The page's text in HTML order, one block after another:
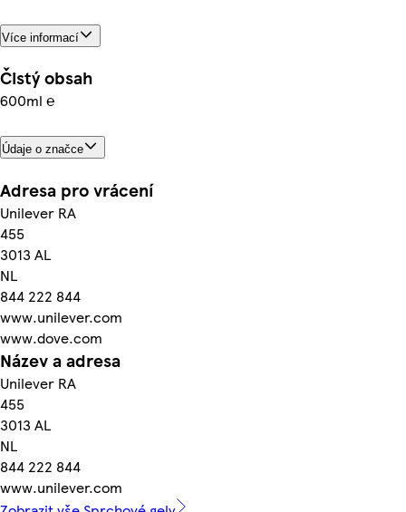
Více informací
Čistý obsah
600ml ℮
Údaje o značce
Adresa pro vrácení
Unilever RA
455
3013 AL
NL
844 222 844
www.unilever.com
www.dove.com
Název a adresa
Unilever RA
455
3013 AL
NL
844 222 844
www.unilever.com